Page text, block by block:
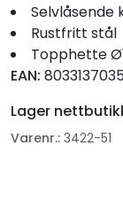
Selvlåsende
Rustfritt stål
Topphette
EAN:
Lager
Varenr.: 3422-51